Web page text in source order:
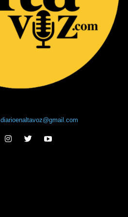
diarioenaltavoz@gmail.com